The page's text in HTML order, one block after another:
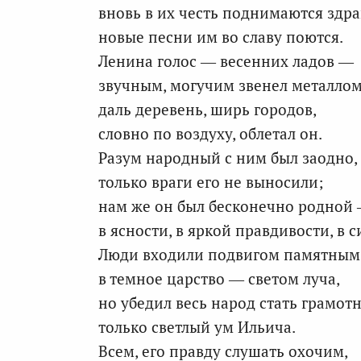
вновь в их честь поднимаются
новые песни им во славу поются.
Ленина голос — весенних ладов —
звучным, могучим звенел
даль деревень, ширь городов,
словно по воздуху, облетал он.
Разум народный с ним был заодно,
только враги его не выносили;
нам же он был бесконечно
в ясности, в яркой правдивости, в
Люди входили подвигом памятным
в темное царство — светом луча,
но убедил весь народ стать
только светлый ум Ильича.
Всем, его правду слушать охочим,